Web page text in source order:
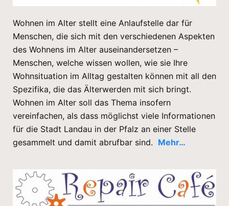
Wohnen im Alter stellt eine Anlaufstelle dar für
Menschen, die sich mit den verschiedenen Aspekten
des Wohnens im Alter auseinandersetzen –
Menschen, welche wissen wollen, wie sie Ihre
Wohnsituation im Alltag gestalten können mit all den
Spezifika, die das Älterwerden mit sich bringt.
Wohnen im Alter soll das Thema insofern
vereinfachen, als dass möglichst viele Informationen
für die Stadt Landau in der Pfalz an einer Stelle
gesammelt und damit abrufbar sind. Mehr…